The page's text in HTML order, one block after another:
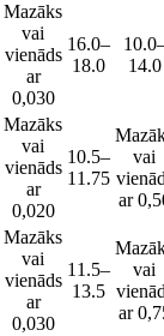
Mazāks
vai
vienāds
ar
0,030
16.0–
18.0
14.0
Mazāks
vai
vienāds
ar
0,020
10.5–
11.75
vai
ar
Mazāks
vai
vienāds
ar
0,030
11.5–
13.5
vai
ar